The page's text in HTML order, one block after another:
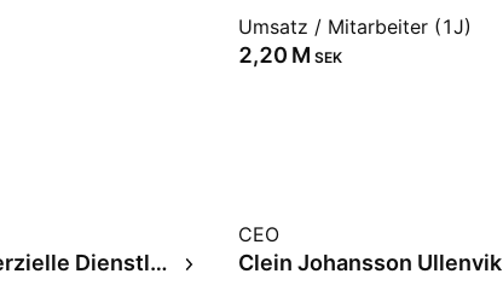
Umsatz / Mitarbeiter (1J)
‪2,20 M‬ SEK
Diverse kommerzielle Dienstleistungen
CEO
Clein Johansson Ullenvik